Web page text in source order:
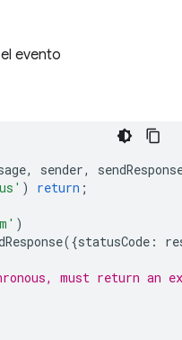
evento
, sender,
) return ;
)
({statusCode :
must return an